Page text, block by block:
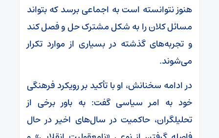
هنوز نتوانسته است به اجماعی برسد که بتواند
مسائل کلان را به شکل مشترک حل و فصل کند
و تجربه‌های گذشته در بسیاری از موارد تکرار
می‌شوند.
در ادامه سخنانش، او با تأکید بر رویکرد فرهنگی
خود به امر سیاسی گفت: به باور برخی از
تحلیلگران، حاکمیت در سال‌های اخیر در حال